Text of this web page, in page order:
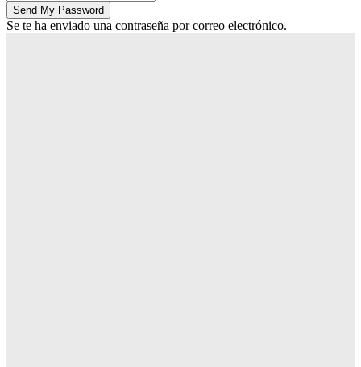
Se te ha enviado una contraseña por correo electrónico.